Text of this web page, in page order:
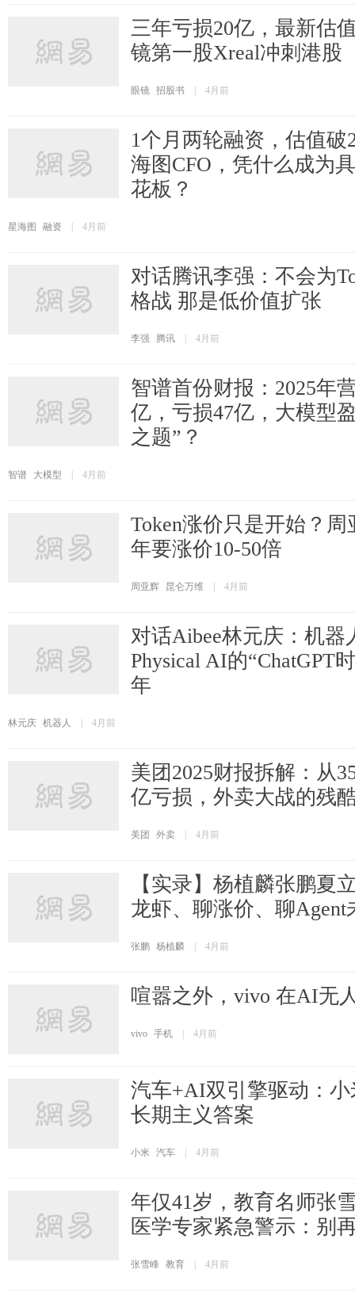
三年亏损20亿，最新估
镜第一股Xreal冲刺港股
眼镜 招股书 4月前
1个月两轮融资，估值破
海图CFO，凭什么成为
花板？
星海图 融资 4月前
对话腾讯李强：不会为
格战 那是低价值扩张
李强 腾讯 4月前
智谱首份财报：2025年
亿，亏损47亿，大模型
之题”？
智谱 大模型 4月前
Token涨价只是开始？周
年要涨价10-50倍
周亚辉 昆仑万维 4月前
对话Aibee林元庆：机器
Physical AI的“ChatGPT
年
林元庆 机器人 4月前
美团2025财报拆解：从
亿亏损，外卖大战的残
美团 外卖 4月前
【实录】杨植麟张鹏夏
龙虾、聊涨价、聊Agent
张鹏 杨植麟 4月前
喧嚣之外，vivo 在AI无
vivo 手机 4月前
汽车+AI双引擎驱动：
长期主义答案
小米 汽车 4月前
年仅41岁，教育名师张
医学专家紧急警示：别
张雪峰 教育 4月前